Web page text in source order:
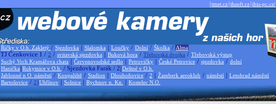
|ttnet.cz|thsoft.cz|ibis-pc.cz/
Říčky v O.h. Zakletý / Sjezdovka | Slalomka | Loučky / Dolní / Školka / Alma
TJ Čenkovice 1 / 2 / svitavská sjezdovka | Buková hora / Třebovská dvojka / Třebovská výstup
Suchý Vrch Kramářova chata | Červenovodské sedlo | Petrovičky | České Petrovice / sjezdovka / dolní
Hanička |Rokytnice v O.h. / Sjezdovka Farák / 2|Deštné v O.h.
Jablonné n O. náměstí / Koupaliště / Stadion | Dlouhoňovice / 2 | Žamberk aeroklub / náměstí | Letohrad náměstí
Bartošovice / 2 |Uhřínov | Solnice | Rychnov n. Kn. | Kostelec N.O.